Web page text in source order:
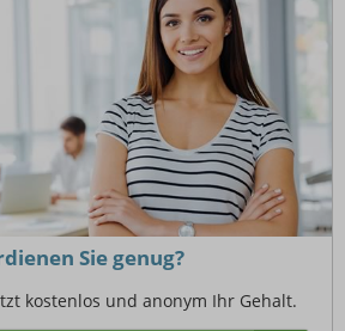
Sie genug?
kostenlos und anonym Ihr Gehalt.